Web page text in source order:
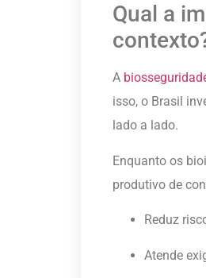
Qual a
A
isso, o Brasil
lado a lado.
Enquanto os
produtivo de
Reduz
Atende